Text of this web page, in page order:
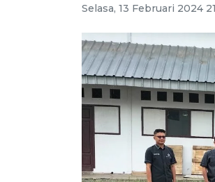
Selasa, 13 Februari 2024